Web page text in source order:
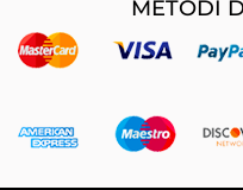
METODI